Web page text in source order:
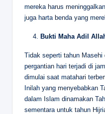
mereka harus
juga harta benda yang
Bukti Maha Adil
Tidak seperti tahun Masehi
pergantian hari terjadi di
dimulai saat matahari
Inilah yang menyebabkan
dalam Islam dinamakan
sementara untuk tahun